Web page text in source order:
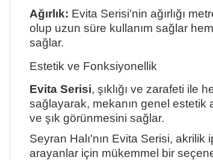
Ağırlık: Evita Serisi'nin ağırlığı
olup uzun süre kullanım sağlar
sağlar.
Estetik ve Fonksiyonellik
Evita Serisi, şıklığı ve zarafeti
sağlayarak, mekanın genel estetik
ve şık görünmesini sağlar.
Seyran Halı'nın Evita Serisi, akrilik
arayanlar için mükemmel bir